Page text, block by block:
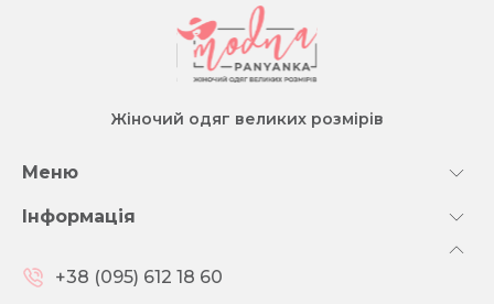
Жіночий одяг великих розмірів
Меню
Інформація
+38 (095) 612 18 60